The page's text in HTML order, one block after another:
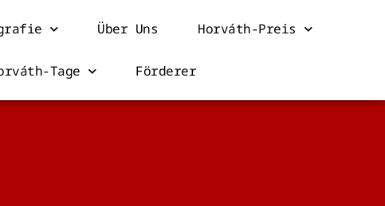
Über Uns Horváth-Preis
Tage Förderer